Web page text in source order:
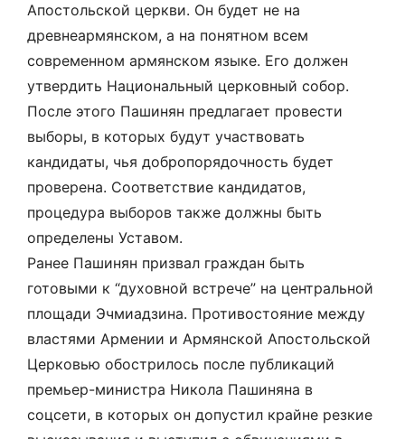
Апостольской церкви. Он будет не на
древнеармянском, а на понятном всем
современном армянском языке. Его должен
утвердить Национальный церковный собор.
После этого Пашинян предлагает провести
выборы, в которых будут участвовать
кандидаты, чья добропорядочность будет
проверена. Соответствие кандидатов,
процедура выборов также должны быть
определены Уставом.
Ранее Пашинян призвал граждан быть
готовыми к “духовной встрече” на центральной
площади Эчмиадзина. Противостояние между
властями Армении и Армянской Апостольской
Церковью обострилось после публикаций
премьер-министра Никола Пашиняна в
соцсети, в которых он допустил крайне резкие